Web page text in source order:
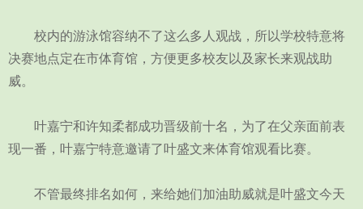
校内的游泳馆容纳不了这么多人观战，所以学校特意将
决赛地点定在市体育馆，方便更多校友以及家长来观战助
威。
叶嘉宁和许知柔都成功晋级前十名，为了在父亲面前表
现一番，叶嘉宁特意邀请了叶盛文来体育馆观看比赛。
不管最终排名如何，来给她们加油助威就是叶盛文今天